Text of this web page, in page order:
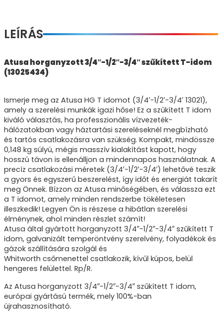
LEÍRÁS
Atusa horganyzott 3/4″-1/2″-3/4″ szűkített T-idom
(13025434)
Ismerje meg az Atusa HG T idomot (3/4′-1/2′-3/4′ 13021),
amely a szerelési munkák igazi hőse! Ez a szűkített T idom
kiváló választás, ha professzionális vízvezeték-
hálózatokban vagy háztartási szereléseknél megbízható
és tartós csatlakozásra van szükség. Kompakt, mindössze
0,148 kg súlyú, mégis masszív kialakítást kapott, hogy
hosszú távon is ellenálljon a mindennapos használatnak. A
precíz csatlakozási méretek (3/4′-1/2′-3/4′) lehetővé teszik
a gyors és egyszerű beszerelést, így időt és energiát takarít
meg Önnek. Bízzon az Atusa minőségében, és válassza ezt
a T idomot, amely minden rendszerbe tökéletesen
illeszkedik! Legyen Ön is részese a hibátlan szerelési
élménynek, ahol minden részlet számít!
Atusa által gyártott horganyzott 3/4″-1/2″-3/4″ szűkített T
idom, galvanizált temperöntvény szerelvény, folyadékok és
gázok szállítására szolgál és
Whitworth csőmenettel csatlakozik, kívűl kúpos, belül
hengeres felülettel. Rp/R.
Az Atusa horganyzott 3/4″-1/2″-3/4″ szűkített T idom,
európai gyártású termék, mely 100%-ban
újrahasznosítható.